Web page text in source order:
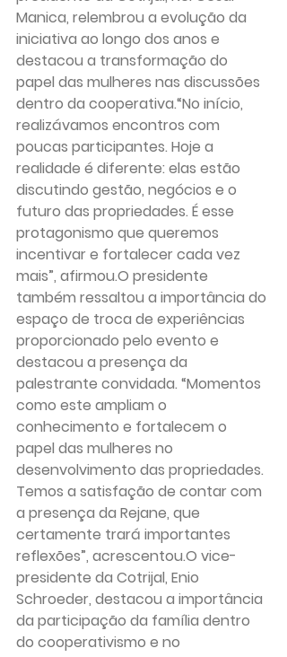
Manica, relembrou a evolução da
iniciativa ao longo dos anos e
destacou a transformação do
papel das mulheres nas discussões
dentro da cooperativa.“No início,
realizávamos encontros com
poucas participantes. Hoje a
realidade é diferente: elas estão
discutindo gestão, negócios e o
futuro das propriedades. É esse
protagonismo que queremos
incentivar e fortalecer cada vez
mais”, afirmou.O presidente
também ressaltou a importância do
espaço de troca de experiências
proporcionado pelo evento e
destacou a presença da
palestrante convidada. “Momentos
como este ampliam o
conhecimento e fortalecem o
papel das mulheres no
desenvolvimento das propriedades.
Temos a satisfação de contar com
a presença da Rejane, que
certamente trará importantes
reflexões”, acrescentou.O vice-
presidente da Cotrijal, Enio
Schroeder, destacou a importância
da participação da família dentro
do cooperativismo e no